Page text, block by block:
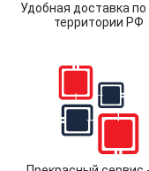
Удобная доставка по
территории РФ